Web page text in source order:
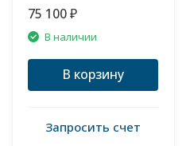
75 100 ₽
В наличии
В корзину
Запросить счет